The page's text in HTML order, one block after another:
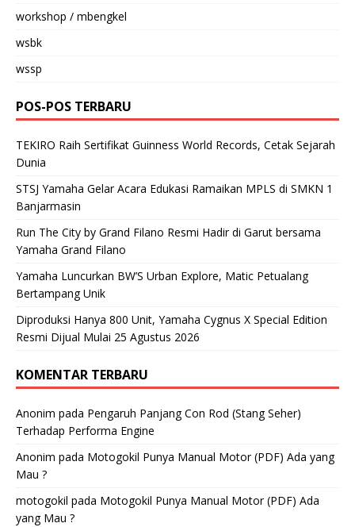
workshop / mbengkel
wsbk
wssp
POS-POS TERBARU
TEKIRO Raih Sertifikat Guinness World Records, Cetak Sejarah
Dunia
STSJ Yamaha Gelar Acara Edukasi Ramaikan MPLS di SMKN 1
Banjarmasin
Run The City by Grand Filano Resmi Hadir di Garut bersama
Yamaha Grand Filano
Yamaha Luncurkan BW’S Urban Explore, Matic Petualang
Bertampang Unik
Diproduksi Hanya 800 Unit, Yamaha Cygnus X Special Edition
Resmi Dijual Mulai 25 Agustus 2026
KOMENTAR TERBARU
Anonim pada Pengaruh Panjang Con Rod (Stang Seher)
Terhadap Performa Engine
Anonim pada Motogokil Punya Manual Motor (PDF) Ada yang
Mau ?
motogokil pada Motogokil Punya Manual Motor (PDF) Ada
yang Mau ?